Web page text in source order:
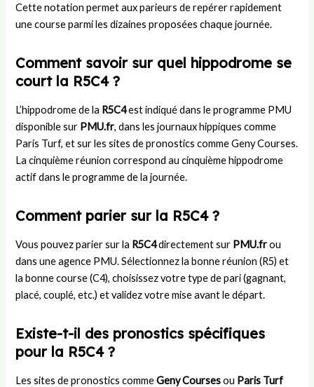
Cette notation permet aux parieurs de repérer rapidement
une course parmi les dizaines proposées chaque journée.
Comment savoir sur quel hippodrome se
court la R5C4 ?
L’hippodrome de la R5C4est indiqué dans le programme PMU
disponible sur PMU.fr, dans les journaux hippiques comme
Paris Turf, et sur les sites de pronostics comme Geny Courses.
La cinquième réunion correspond au cinquième hippodrome
actif dans le programme de la journée.
Comment parier sur la R5C4 ?
Vous pouvez parier sur la R5C4directement sur PMU.frou
dans une agence PMU. Sélectionnez la bonne réunion (R5) et
la bonne course (C4), choisissez votre type de pari (gagnant,
placé, couplé, etc.) et validez votre mise avant le départ.
Existe-t-il des pronostics spécifiques
pour la R5C4 ?
Les sites de pronostics commeGeny Coursesou Paris Turf